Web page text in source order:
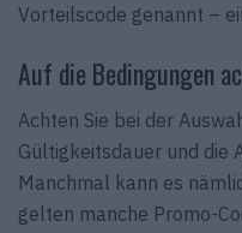
Vorteilscode genannt –
Auf die Bedingungen
Achten Sie bei der
Gültigkeitsdauer und die
Manchmal kann es
gelten manche Promo-